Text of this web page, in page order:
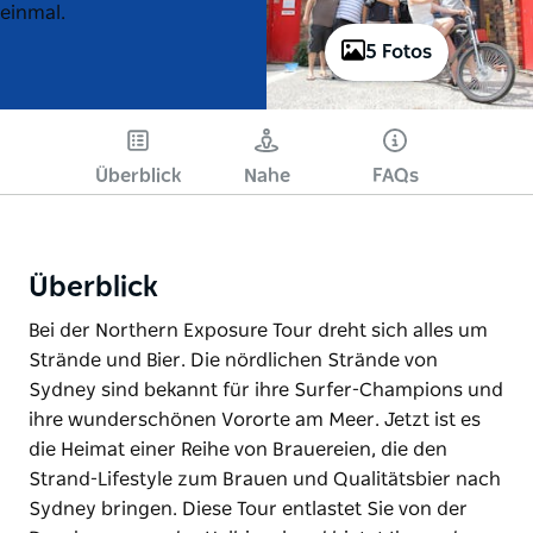
5 Fotos
einmal.
Überblick Nahe FAQs
Überblick
Bei der Northern Exposure Tour dreht sich alles um
Strände und Bier. Die nördlichen Strände von
Sydney sind bekannt für ihre Surfer-Champions und
ihre wunderschönen Vororte am Meer. Jetzt ist es
die Heimat einer Reihe von Brauereien, die den
Strand-Lifestyle zum Brauen und Qualitätsbier nach
Sydney bringen. Diese Tour entlastet Sie von der